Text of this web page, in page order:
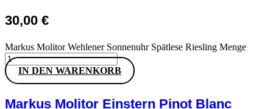
30,00 €
Markus Molitor Wehlener Sonnenuhr Spätlese Riesling Menge
IN DEN WARENKORB
Markus Molitor Einstern Pinot Blanc